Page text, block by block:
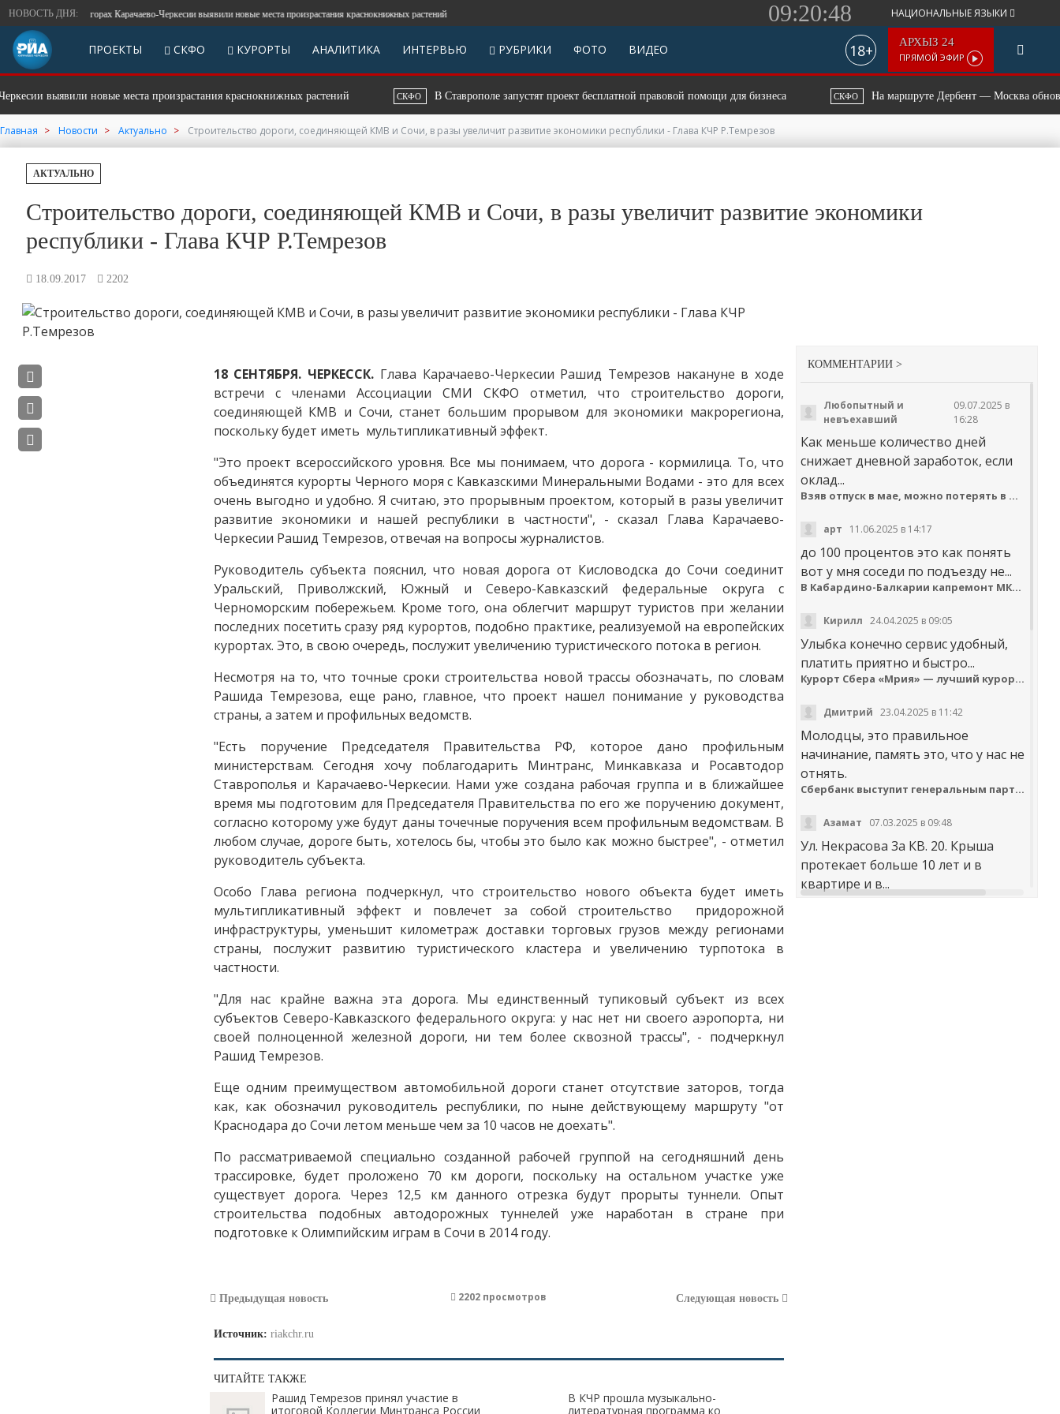
НОВОСТЬ ДНЯ:В горах Карачаево-Черкесии выявили новые места произрастания краснокнижных растений 09:20:49 НАЦИОНАЛЬНЫЕ ЯЗЫКИ
ПРОЕКТЫ СКФО КУРОРТЫ АНАЛИТИКА ИНТЕРВЬЮ РУБРИКИ ФОТО ВИДЕО 18+ АРХЫЗ 24
ПРЯМОЙ ЭФИР
выявили новые места произрастания краснокнижных растений В Ставрополе запустят проект бесплатной правовой помощи для бизнеса На маршруте Дербент — Москва обновят
Главная Новости Актуально Строительство дороги, соединяющей КМВ и Сочи, в разы увеличит развитие экономики республики - Глава КЧР Р.Темрезов
АКТУАЛЬНО
Строительство дороги, соединяющей КМВ и Сочи, в разы увеличит развитие экономики
республики - Глава КЧР Р.Темрезов
18.09.2017 2202
18 СЕНТЯБРЯ. ЧЕРКЕССК. Глава Карачаево-Черкесии Рашид Темрезов накануне в ходе
встречи с членами Ассоциации СМИ СКФО отметил, что строительство дороги,
соединяющей КМВ и Сочи, станет большим прорывом для экономики макрорегиона,
поскольку будет иметь мультипликативный эффект.
"Это проект всероссийского уровня. Все мы понимаем, что дорога - кормилица. То, что
объединятся курорты Черного моря с Кавказскими Минеральными Водами - это для всех
очень выгодно и удобно. Я считаю, это прорывным проектом, который в разы увеличит
развитие экономики и нашей республики в частности", - сказал Глава Карачаево-
Черкесии Рашид Темрезов, отвечая на вопросы журналистов.
Руководитель субъекта пояснил, что новая дорога от Кисловодска до Сочи соединит
Уральский, Приволжский, Южный и Северо-Кавказский федеральные округа с
Черноморским побережьем. Кроме того, она облегчит маршрут туристов при желании
последних посетить сразу ряд курортов, подобно практике, реализуемой на европейских
курортах. Это, в свою очередь, послужит увеличению туристического потока в регион.
Несмотря на то, что точные сроки строительства новой трассы обозначать, по словам
Рашида Темрезова, еще рано, главное, что проект нашел понимание у руководства
страны, а затем и профильных ведомств.
"Есть поручение Председателя Правительства РФ, которое дано профильным
министерствам. Сегодня хочу поблагодарить Минтранс, Минкавказа и Росавтодор
Ставрополья и Карачаево-Черкесии. Нами уже создана рабочая группа и в ближайшее
время мы подготовим для Председателя Правительства по его же поручению документ,
согласно которому уже будут даны точечные поручения всем профильным ведомствам. В
любом случае, дороге быть, хотелось бы, чтобы это было как можно быстрее", - отметил
руководитель субъекта.
Особо Глава региона подчеркнул, что строительство нового объекта будет иметь
мультипликативный эффект и повлечет за собой строительство придорожной
инфраструктуры, уменьшит километраж доставки торговых грузов между регионами
страны, послужит развитию туристического кластера и увеличению турпотока в
частности.
"Для нас крайне важна эта дорога. Мы единственный тупиковый субъект из всех
субъектов Северо-Кавказского федерального округа: у нас нет ни своего аэропорта, ни
своей полноценной железной дороги, ни тем более сквозной трассы", - подчеркнул
Рашид Темрезов.
Еще одним преимуществом автомобильной дороги станет отсутствие заторов, тогда
как, как обозначил руководитель республики, по ныне действующему маршруту "от
Краснодара до Сочи летом меньше чем за 10 часов не доехать".
По рассматриваемой специально созданной рабочей группой на сегодняшний день
трассировке, будет проложено 70 км дороги, поскольку на остальном участке уже
существует дорога. Через 12,5 км данного отрезка будут прорыты туннели. Опыт
строительства подобных автодорожных туннелей уже наработан в стране при
подготовке к Олимпийским играм в Сочи в 2014 году.
Предыдущая новость 2202 просмотров Следующая новость
Источник: riakchr.ru
ЧИТАЙТЕ ТАКЖЕ
Рашид Темрезов принял участие в
итоговой Коллегии Минтранса России
В КЧР прошла музыкально-
литературная программа ко
КОММЕНТАРИИ >
Любопытный и
невъехавший
09.07.2025 в
16:28
Как меньше количество дней
снижает дневной заработок, если
оклад...
Взяв отпуск в мае, можно потерять в деньгах
арт 11.06.2025 в 14:17
до 100 процентов это как понять
вот у мня соседи по подъезду не...
В Кабардино-Балкарии капремонт МКД идёт с опережением графика
Кирилл 24.04.2025 в 09:05
Улыбка конечно сервис удобный,
платить приятно и быстро...
Курорт Сбера «Мрия» — лучший курортный отель по версии Russian Hospitality Awards
Дмитрий 23.04.2025 в 11:42
Молодцы, это правильное
начинание, память это, что у нас не
отнять.
Сбербанк выступит генеральным партнером онлайн-шествия «Бессмертный полк»
Азамат 07.03.2025 в 09:48
Ул. Некрасова 3а КВ. 20. Крыша
протекает больше 10 лет и в
квартире и в...